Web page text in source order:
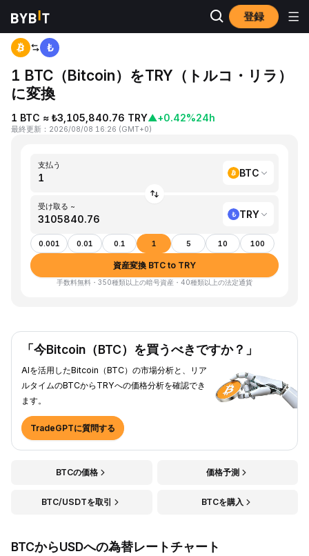
登録
ホーム BTC to TRY
1 BTC（Bitcoin）をTRY（トルコ・リラ）
に変換
1 BTC ≈ ₺3,105,840.76 TRY▲+0.42%24h
最終更新 ： 2026/08/08 16:26 (GMT+0)
支払う
BTC
受け取る ~
TRY
0.001 0.01 0.1 1 5 10 100
資産変換 BTC to TRY
手数料無料・350種類以上の暗号資産・40種類以上の法定通貨
「今Bitcoin（BTC）を買うべきですか？」
AIを活用したBitcoin（BTC）の市場分析と、リア
ルタイムのBTCからTRYへの価格分析を確認でき
ます。
TradeGPTに質問する
BTCの価格 価格予測
BTC/USDTを取引 BTCを購入
BTCからUSDへの為替レートチャート